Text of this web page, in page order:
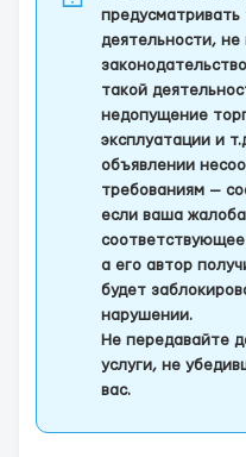
предусматривать
деятельности,
такой
недопущение
эксплуатации и
объявлении
требованиям —
если ваша
а его автор
будет
нарушении.
Не передавайте
услуги, не
вас.